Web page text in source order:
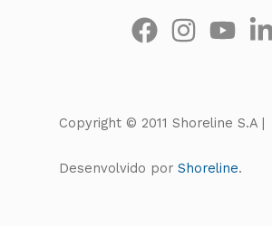
Copyright © 2011 Shoreline S.A |
Desenvolvido por Shoreline.